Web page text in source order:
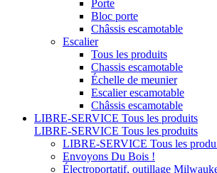
Porte
Bloc porte
Châssis escamotable
Escalier
Tous les produits
Chassis escamotable
Échelle de meunier
Escalier escamotable
Châssis escamotable
LIBRE-SERVICE Tous les produits
LIBRE-SERVICE Tous les produits
LIBRE-SERVICE Tous les
Envoyons Du Bois !
Électroportatif, outillage